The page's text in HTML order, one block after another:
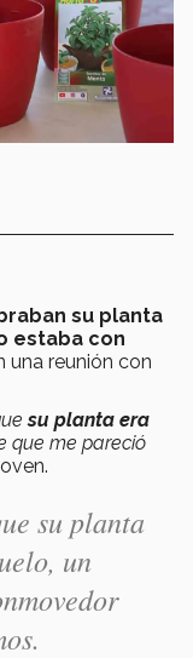
su planta
estaba con
una reunión con
su planta era
que me pareció
su planta
un